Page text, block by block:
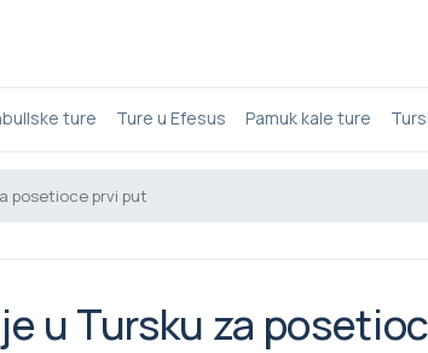
ture Ture u Efesus Pamuk kale ture
posetioce prvi put
u Tursku za